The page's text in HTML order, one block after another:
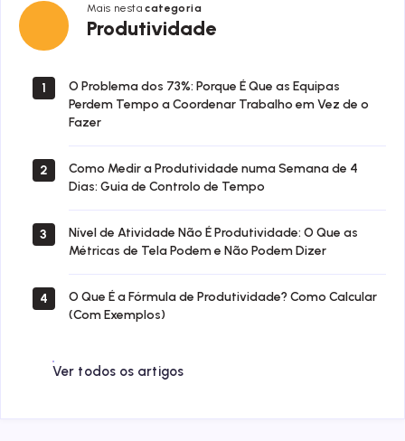
Mais nestacategoria
Produtividade
Produtividade
1
O Problema dos 73%: Porque É Que as Equipas
Perdem Tempo a Coordenar Trabalho em Vez de o
Fazer
2
Como Medir a Produtividade numa Semana de 4
Dias: Guia de Controlo de Tempo
3
Nível de Atividade Não É Produtividade: O Que as
Métricas de Tela Podem e Não Podem Dizer
4
O Que É a Fórmula de Produtividade? Como Calcular
(Com Exemplos)
Ver todos os artigos